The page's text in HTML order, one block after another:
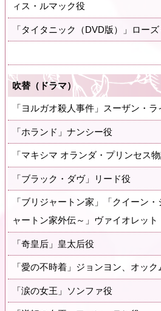
ィス・ルマック役
「タイタニック（DVD版）」ロー
吹替（ドラマ）
「ヨルガオ殺人事件」スーザン・
「ホランド」ナンシー役
「マキシマ オランダ・プリンセス
「ブラック・ダヴ」リード役
「ブリジャートン家」「クイーン
ャートン家外伝～」ヴァイオレッ
「奇皇后」皇太后役
「愛の不時着」ジョンヨン、オック
「涙の女王」ソンファ役